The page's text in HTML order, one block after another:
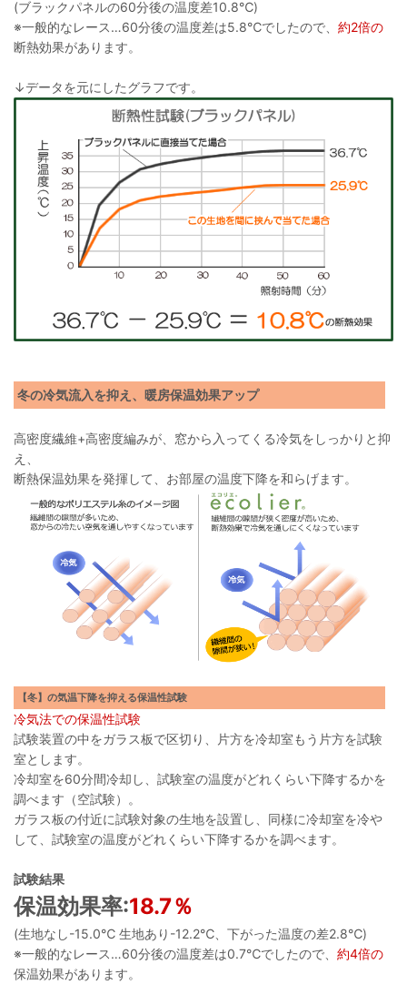
(ブラックパネルの60分後の温度差10.8℃)
※一般的なレース…60分後の温度差は5.8℃でしたので、 約2倍の
断熱効果があります。
↓データを元にしたグラフです。
冬の冷気流入を抑え、暖房保温効果アップ
高密度繊維+高密度編みが、窓から入ってくる冷気をしっかりと抑
え、
断熱保温効果を発揮して、お部屋の温度下降を和らげます。
【冬】の気温下降を抑える保温性試験
冷気法での保温性試験
試験装置の中をガラス板で区切り、片方を冷却室もう片方を試験
室とします。
冷却室を60分間冷却し、試験室の温度がどれくらい下降するかを
調べます（空試験）。
ガラス板の付近に試験対象の生地を設置し、同様に冷却室を冷や
して、試験室の温度がどれくらい下降するかを調べます。
試験結果
保温効果率:18.7％
(生地なし-15.0℃ 生地あり-12.2℃、下がった温度の差2.8℃)
※一般的なレース…60分後の温度差は0.7℃でしたので、 約4倍の
保温効果があります。